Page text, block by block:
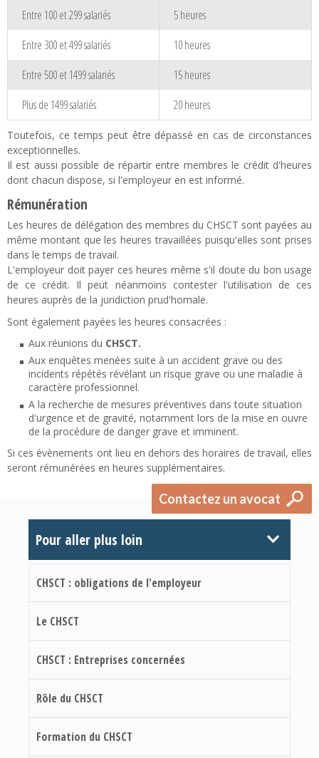
Entre 100 et 299 salariés
5 heures
Entre 300 et 499 salariés
10 heures
Entre 500 et 1499 salariés
15 heures
Plus de 1499 salariés
20 heures
Toutefois, ce temps peut être dépassé en cas de circonstances
exceptionnelles.
Il est aussi possible de répartir entre membres le crédit d'heures
dont chacun dispose, si l'employeur en est informé.
Rémunération
Les heures de délégation des membres du CHSCT sont payées au
même montant que les heures travaillées puisqu'elles sont prises
dans le temps de travail.
L'employeur doit payer ces heures même s'il doute du bon usage
de ce crédit. Il peut néanmoins contester l'utilisation de ces
heures auprès de la juridiction prud'homale.
Sont également payées les heures consacrées :
Aux réunions du CHSCT.
Aux enquêtes menées suite à un accident grave ou des
incidents répétés révélant un risque grave ou une maladie à
caractère professionnel.
A la recherche de mesures préventives dans toute situation
d'urgence et de gravité, notamment lors de la mise en ouvre
de la procédure de danger grave et imminent.
Si ces évènements ont lieu en dehors des horaires de travail, elles
seront rémunérées en heures supplémentaires.
Contactez un avocat
Pour aller plus loin
CHSCT : obligations de l'employeur
Le CHSCT
CHSCT : Entreprises concernées
Rôle du CHSCT
Formation du CHSCT